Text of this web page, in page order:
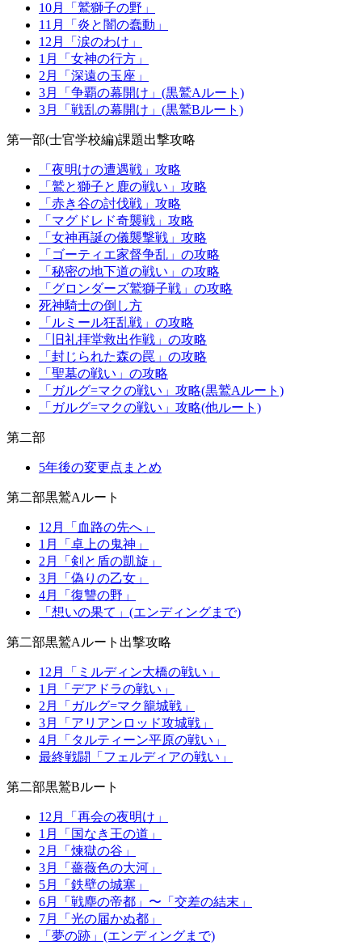
10月「鷲獅子の野」
11月「炎と闇の蠢動」
12月「涙のわけ」
1月「女神の行方」
2月「深遠の玉座」
3月「争覇の幕開け」(黒鷲Aルート)
3月「戦乱の幕開け」(黒鷲Bルート)
第一部(士官学校編)課題出撃攻略
「夜明けの遭遇戦」攻略
「鷲と獅子と鹿の戦い」攻略
「赤き谷の討伐戦」攻略
「マグドレド奇襲戦」攻略
「女神再誕の儀襲撃戦」攻略
「ゴーティエ家督争乱」の攻略
「秘密の地下道の戦い」の攻略
「グロンダーズ鷲獅子戦」の攻略
死神騎士の倒し方
「ルミール狂乱戦」の攻略
「旧礼拝堂救出作戦」の攻略
「封じられた森の罠」の攻略
「聖墓の戦い」の攻略
「ガルグ=マクの戦い」攻略(黒鷲Aルート)
「ガルグ=マクの戦い」攻略(他ルート)
第二部
5年後の変更点まとめ
第二部黒鷲Aルート
12月「血路の先へ」
1月「卓上の鬼神」
2月「剣と盾の凱旋」
3月「偽りの乙女」
4月「復讐の野」
「想いの果て」(エンディングまで)
第二部黒鷲Aルート出撃攻略
12月「ミルディン大橋の戦い」
1月「デアドラの戦い」
2月「ガルグ=マク籠城戦」
3月「アリアンロッド攻城戦」
4月「タルティーン平原の戦い」
最終戦闘「フェルディアの戦い」
第二部黒鷲Bルート
12月「再会の夜明け」
1月「国なき王の道」
2月「煉獄の谷」
3月「薔薇色の大河」
5月「鉄壁の城塞」
6月「戦塵の帝都」〜「交差の結末」
7月「光の届かぬ都」
「夢の跡」(エンディングまで)